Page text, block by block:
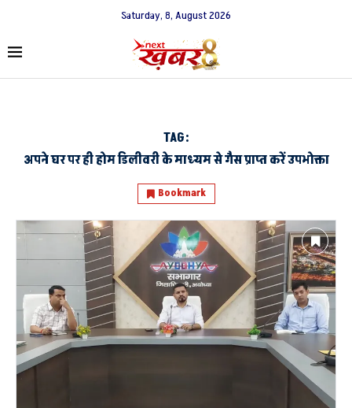
Saturday, 8, August 2026
TAG:
अपने घर पर ही होम डिलीवरी के माध्यम से गैस प्राप्त करें उपभोक्ता
Bookmark